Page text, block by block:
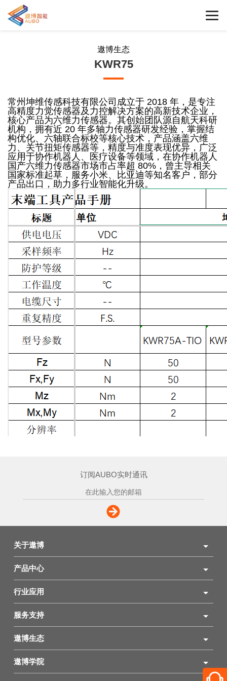
遨博生态
KWR75
常州坤维传感科技有限公司成立于 2018 年，是专注
高精度力觉传感器及力控解决方案的高新技术企业，
核心产品为六维力传感器。其创始团队源自航天科研
机构，拥有近 20 年多轴力传感器研发经验，掌握结
构优化、六轴联合标校等核心技术，产品涵盖六维
力、关节扭矩传感器等，精度与准度表现优异，广泛
应用于协作机器人、医疗设备等领域，在协作机器人
国产六维力传感器市场市占率超 80%，曾主导相关
国家标准起草，服务小米、比亚迪等知名客户，部分
产品出口，助力多行业智能化升级。
订阅AUBO实时通讯
关于遨博
产品中心
行业应用
服务支持
遨博生态
遨博学院